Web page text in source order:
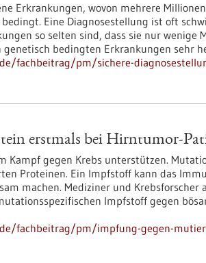
Erkrankungen, wovon mehrere
Eine Diagnosestellung ist oft
so selten sind, dass sie nur wenige
bedingten Erkrankungen sehr
fachbeitrag/pm/sichere-
erstmals bei Hirntumor-
Kampf gegen Krebs unterstützen.
Proteinen. Ein Impfstoff kann das
machen. Mediziner und Krebsforscher
Impfstoff gegen
fachbeitrag/pm/impfung-gegen-